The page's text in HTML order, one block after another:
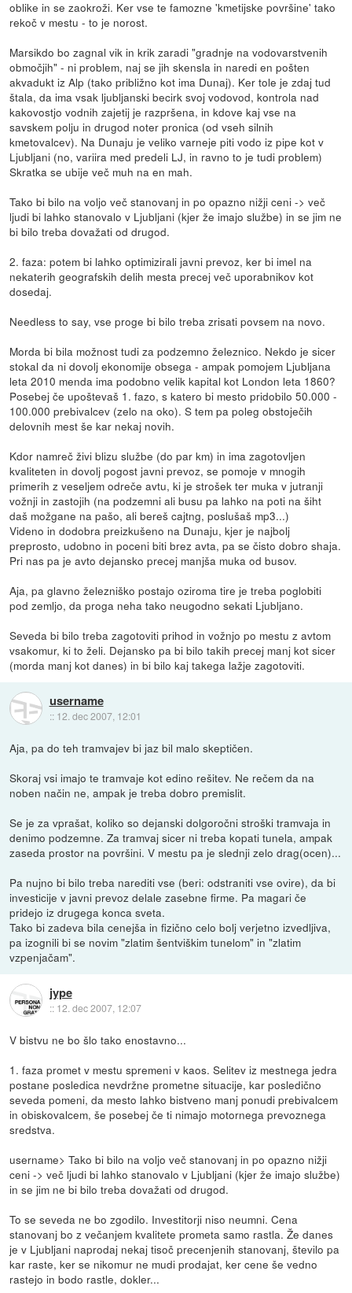
oblike in se zaokroži. Ker vse te famozne 'kmetijske površine' tako
rekoč v mestu - to je norost.
Marsikdo bo zagnal vik in krik zaradi "gradnje na vodovarstvenih
območjih" - ni problem, naj se jih skensla in naredi en pošten
akvadukt iz Alp (tako približno kot ima Dunaj). Ker tole je zdaj tud
štala, da ima vsak ljubljanski becirk svoj vodovod, kontrola nad
kakovostjo vodnih zajetij je razpršena, in kdove kaj vse na
savskem polju in drugod noter pronica (od vseh silnih
kmetovalcev). Na Dunaju je veliko varneje piti vodo iz pipe kot v
Ljubljani (no, variira med predeli LJ, in ravno to je tudi problem)
Skratka se ubije več muh na en mah.
Tako bi bilo na voljo več stanovanj in po opazno nižji ceni -> več
ljudi bi lahko stanovalo v Ljubljani (kjer že imajo službe) in se jim ne
bi bilo treba dovažati od drugod.
2. faza: potem bi lahko optimizirali javni prevoz, ker bi imel na
nekaterih geografskih delih mesta precej več uporabnikov kot
dosedaj.
Needless to say, vse proge bi bilo treba zrisati povsem na novo.
Morda bi bila možnost tudi za podzemno železnico. Nekdo je sicer
stokal da ni dovolj ekonomije obsega - ampak pomojem Ljubljana
leta 2010 menda ima podobno velik kapital kot London leta 1860?
Posebej če upoštevaš 1. fazo, s katero bi mesto pridobilo 50.000 -
100.000 prebivalcev (zelo na oko). S tem pa poleg obstoječih
delovnih mest še kar nekaj novih.
Kdor namreč živi blizu službe (do par km) in ima zagotovljen
kvaliteten in dovolj pogost javni prevoz, se pomoje v mnogih
primerih z veseljem odreče avtu, ki je strošek ter muka v jutranji
vožnji in zastojih (na podzemni ali busu pa lahko na poti na šiht
daš možgane na pašo, ali bereš cajtng, poslušaš mp3...)
Videno in dodobra preizkušeno na Dunaju, kjer je najbolj
preprosto, udobno in poceni biti brez avta, pa se čisto dobro shaja.
Pri nas pa je avto dejansko precej manjša muka od busov.
Aja, pa glavno železniško postajo oziroma tire je treba poglobiti
pod zemljo, da proga neha tako neugodno sekati Ljubljano.
Seveda bi bilo treba zagotoviti prihod in vožnjo po mestu z avtom
vsakomur, ki to želi. Dejansko pa bi bilo takih precej manj kot sicer
(morda manj kot danes) in bi bilo kaj takega lažje zagotoviti.
username
:: 12. dec 2007, 12:01
Aja, pa do teh tramvajev bi jaz bil malo skeptičen.
Skoraj vsi imajo te tramvaje kot edino rešitev. Ne rečem da na
noben način ne, ampak je treba dobro premislit.
Se je za vprašat, koliko so dejanski dolgoročni stroški tramvaja in
denimo podzemne. Za tramvaj sicer ni treba kopati tunela, ampak
zaseda prostor na površini. V mestu pa je slednji zelo drag(ocen)...
Pa nujno bi bilo treba narediti vse (beri: odstraniti vse ovire), da bi
investicije v javni prevoz delale zasebne firme. Pa magari če
pridejo iz drugega konca sveta.
Tako bi zadeva bila cenejša in fizično celo bolj verjetno izvedljiva,
pa izognili bi se novim "zlatim šentviškim tunelom" in "zlatim
vzpenjačam".
jype
:: 12. dec 2007, 12:07
V bistvu ne bo šlo tako enostavno...
1. faza promet v mestu spremeni v kaos. Selitev iz mestnega jedra
postane posledica nevdržne prometne situacije, kar posledično
seveda pomeni, da mesto lahko bistveno manj ponudi prebivalcem
in obiskovalcem, še posebej če ti nimajo motornega prevoznega
sredstva.
username> Tako bi bilo na voljo več stanovanj in po opazno nižji
ceni -> več ljudi bi lahko stanovalo v Ljubljani (kjer že imajo službe)
in se jim ne bi bilo treba dovažati od drugod.
To se seveda ne bo zgodilo. Investitorji niso neumni. Cena
stanovanj bo z večanjem kvalitete prometa samo rastla. Že danes
je v Ljubljani naprodaj nekaj tisoč precenjenih stanovanj, število pa
kar raste, ker se nikomur ne mudi prodajat, ker cene še vedno
rastejo in bodo rastle, dokler...